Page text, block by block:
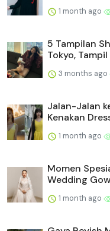
1 month ago
5 Tampilan
Tokyo, Tampil
3 months ago
Jalan-Jalan
Kenakan
1 month ago
Momen
Wedding
1 month ago